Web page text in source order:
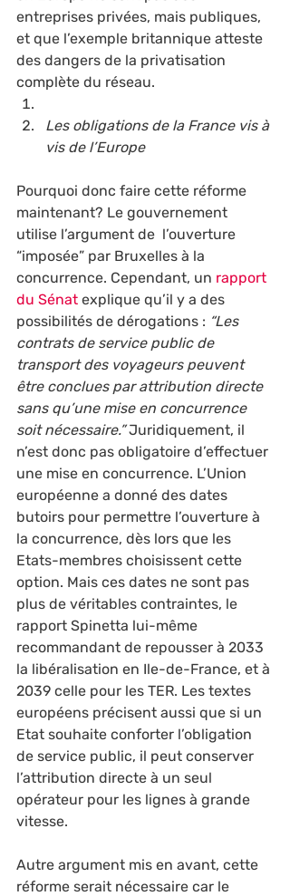
entreprises privées, mais publiques,
et que l’exemple britannique atteste
des dangers de la privatisation
complète du réseau.
Les obligations de la France vis à
vis de l’Europe
Pourquoi donc faire cette réforme
maintenant? Le gouvernement
utilise l’argument de  l’ouverture
“imposée” par Bruxelles à la
concurrence. Cependant, un rapport
du Sénat explique qu’il y a des
possibilités de dérogations : “Les
contrats de service public de
transport des voyageurs peuvent
être conclues par attribution directe
sans qu’une mise en concurrence
soit nécessaire.” Juridiquement, il
n’est donc pas obligatoire d’effectuer
une mise en concurrence. L’Union
européenne a donné des dates
butoirs pour permettre l’ouverture à
la concurrence, dès lors que les
Etats-membres choisissent cette
option. Mais ces dates ne sont pas
plus de véritables contraintes, le
rapport Spinetta lui-même
recommandant de repousser à 2033
la libéralisation en Ile-de-France, et à
2039 celle pour les TER. Les textes
européens précisent aussi que si un
Etat souhaite conforter l’obligation
de service public, il peut conserver
l’attribution directe à un seul
opérateur pour les lignes à grande
vitesse.
Autre argument mis en avant, cette
réforme serait nécessaire car le